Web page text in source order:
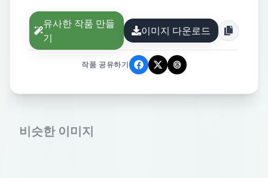
유사한 작품 만들
기
이미지 다운로드
작품 공유하기
비슷한 이미지